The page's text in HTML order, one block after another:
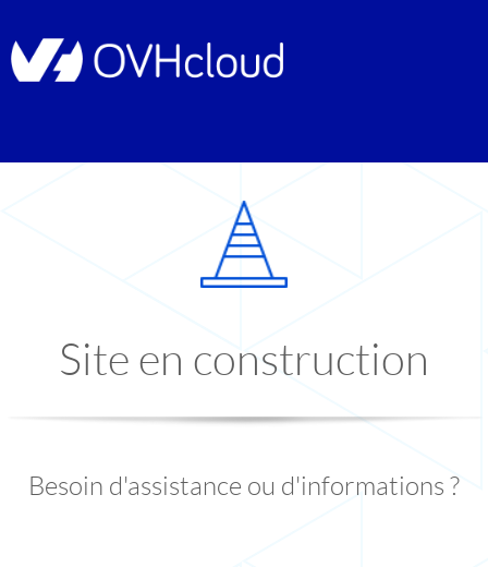
Site en construction
Besoin d'assistance ou d'informations ?